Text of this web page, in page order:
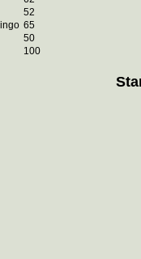
52
65
50
100